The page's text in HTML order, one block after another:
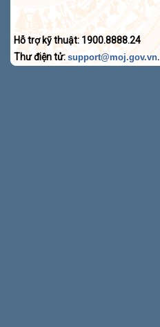
Hỗ trợ kỹ thuật: 1900.8888.24
Thư điện tử: support@moj.gov.vn.